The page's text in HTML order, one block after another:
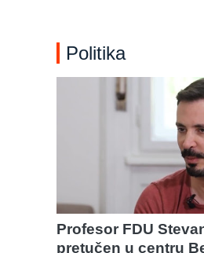
Politika
Profesor FDU
pretučen u centru